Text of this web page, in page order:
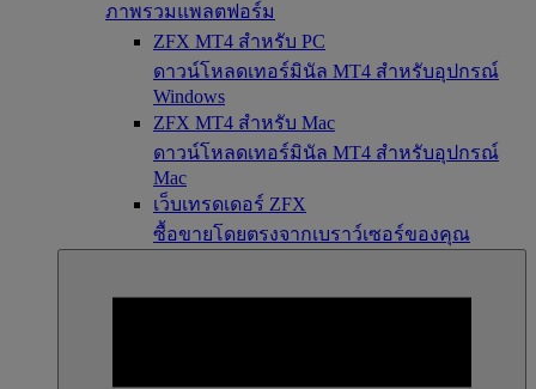
ภาพรวมแพลตฟอร์ม
ZFX MT4 สำหรับ PC
ดาวน์โหลดเทอร์มินัล MT4 สำหรับอุปกรณ์
Windows
ZFX MT4 สำหรับ Mac
ดาวน์โหลดเทอร์มินัล MT4 สำหรับอุปกรณ์
Mac
เว็บเทรดเดอร์ ZFX
ซื้อขายโดยตรงจากเบราว์เซอร์ของคุณ